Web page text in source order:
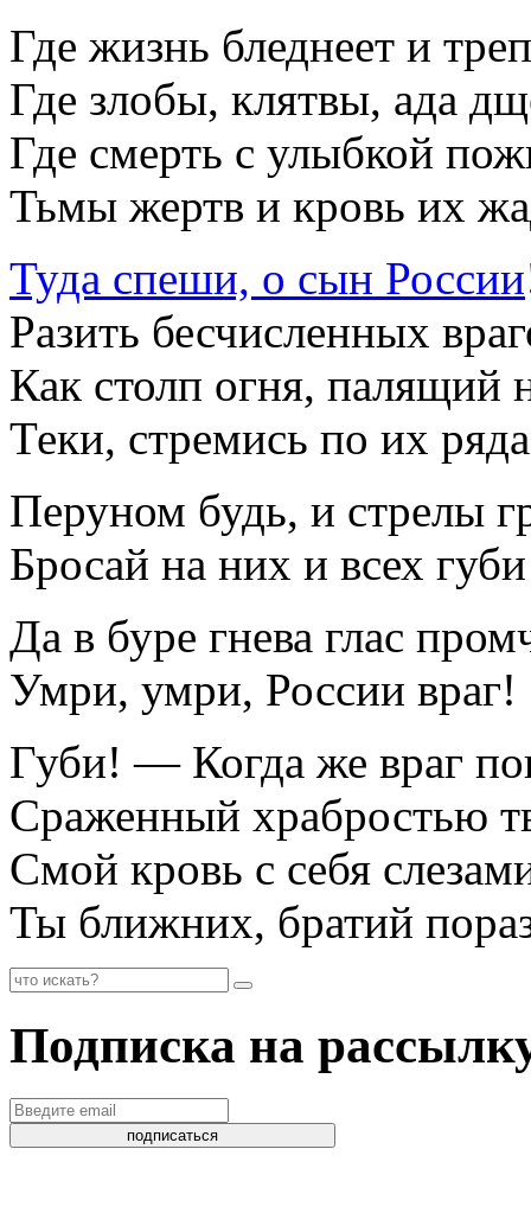
Где жизнь бледнеет и
Где злобы, клятвы, ада
Где смерть с улыбкой
Тьмы жертв и кровь их
Туда спеши, о сын России
Разить бесчисленных
Как столп огня, палящий
Теки, стремись по их
Перуном будь, и стрелы
Бросай на них и всех
Да в буре гнева глас
Умри, умри, России враг!
Губи! — Когда же враг
Сраженный храбростью
Смой кровь с себя
Ты ближних, братий
Подписка на
подписаться